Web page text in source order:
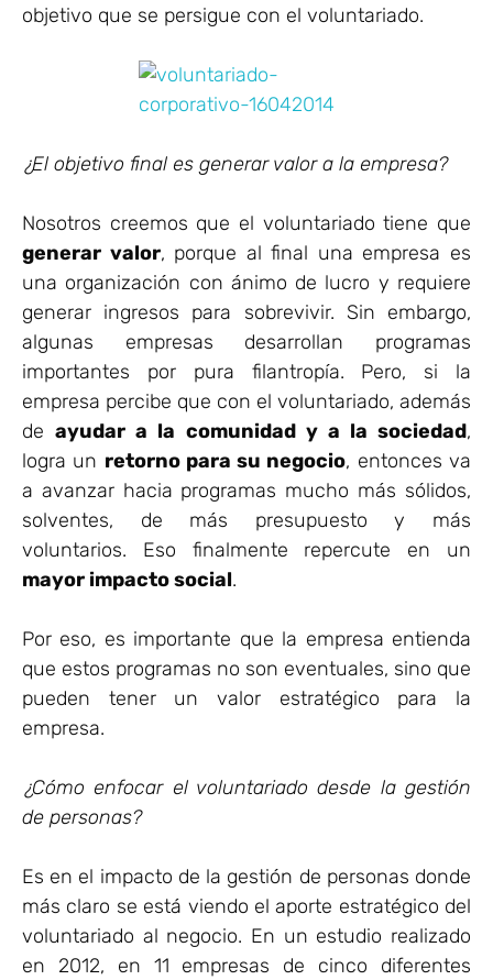
objetivo que se persigue con el voluntariado.
¿El objetivo final es generar valor a la empresa?
Nosotros creemos que el voluntariado tiene que
generar valor, porque al final una empresa es
una organización con ánimo de lucro y requiere
generar ingresos para sobrevivir. Sin embargo,
algunas empresas desarrollan programas
importantes por pura filantropía. Pero, si la
empresa percibe que con el voluntariado, además
deayudar a la comunidad y a la sociedad,
logra un retorno para su negocio, entonces va
a avanzar hacia programas mucho más sólidos,
solventes, de más presupuesto y más
voluntarios. Eso finalmente repercute en un
mayor impacto social.
Por eso, es importante que la empresa entienda
que estos programas no son eventuales, sino que
pueden tener un valor estratégico para la
empresa.
¿Cómo enfocar el voluntariado desde la gestión
de personas?
Es en el impacto de la gestión de personas donde
más claro se está viendo el aporte estratégico del
voluntariado al negocio. En un estudio realizado
en 2012, en 11 empresas de cinco diferentes